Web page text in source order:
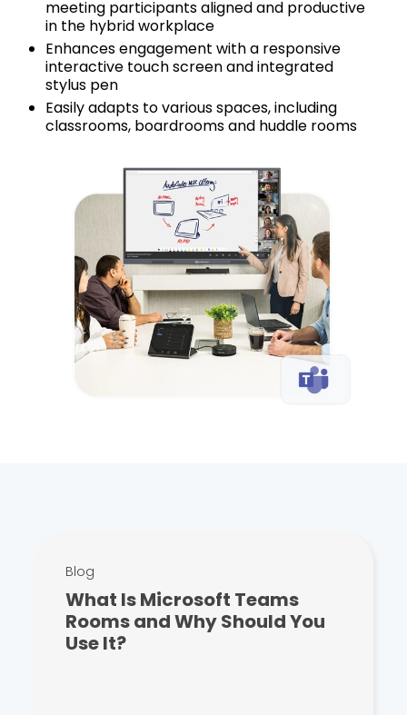
meeting participants aligned and productive
in the hybrid workplace
Enhances engagement with a responsive
interactive touch screen and integrated
stylus pen
Easily adapts to various spaces, including
classrooms, boardrooms and huddle rooms
Blog
What Is Microsoft Teams
Rooms and Why Should You
Use It?